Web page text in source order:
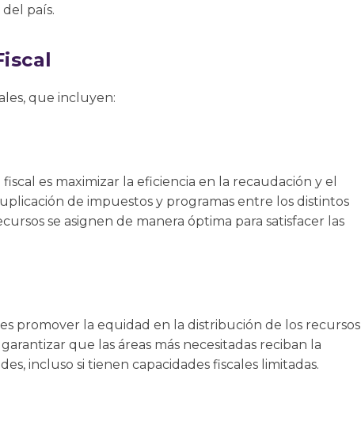
país.
que incluyen:
es maximizar la eficiencia en la recaudación y el
de impuestos y programas entre los distintos
se asignen de manera óptima para satisfacer las
promover la equidad en la distribución de los recursos
que las áreas más necesitadas reciban la
incluso si tienen capacidades fiscales limitadas.